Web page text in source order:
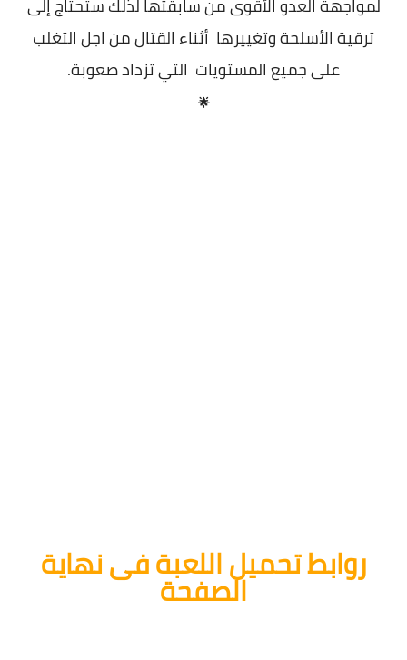
ترقية الأسلحة وتغييرها أثناء القتال من اجل التغلب
على جميع المستويات التي تزداد صعوبة.
🌟
روابط تحميل اللعبة فى نهاية
الصفحة